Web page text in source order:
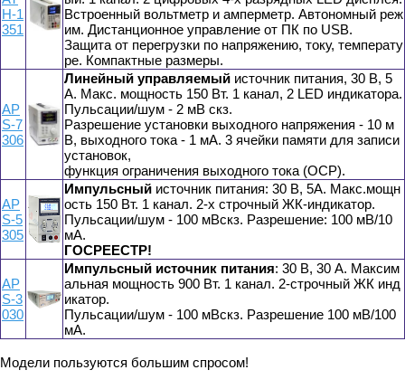
Н-1
351
Встроенный вольтметр и амперметр. Автономный реж
им. Дистанционное управление от ПК по USB.
Защита от перегрузки по напряжению, току, температу
ре. Компактные размеры.
AP
S-7
306
Линейный управляемый источник питания, 30 В, 5
А. Макс. мощность 150 Вт. 1 канал, 2 LED индикатора.
Пульсации/шум - 2 мВ скз.
Разрешение установки выходного напряжения - 10 м
В, выходного тока - 1 мА. 3 ячейки памяти для записи
установок,
функция ограничения выходного тока (ОСР).
AP
S-5
305
Импульсный источник питания: 30 В, 5А. Макс.мощн
ость 150 Вт. 1 канал. 2-х строчный ЖК-индикатор.
Пульсации/шум - 100 мВскз. Разрешение: 100 мВ/10
мА.
ГОСРЕЕСТР!
AP
S-3
030
Импульсный источник питания: 30 В, 30 А. Максим
альная мощность 900 Вт. 1 канал. 2-строчный ЖК инд
икатор.
Пульсации/шум - 100 мВскз. Разрешение 100 мВ/100
мА.
Модели пользуются большим спросом!